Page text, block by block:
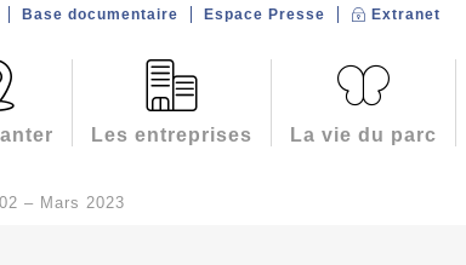
Les entreprises La vie du parc
Base documentaire Espace Presse Extranet
– Mars 2023